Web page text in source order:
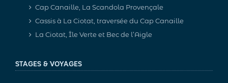
Cap Canaille, La Scandola Provençale
Cassis à La Ciotat, traversée du Cap Canaille
La Ciotat, Île Verte et Bec de l’Aigle
STAGES & VOYAGES